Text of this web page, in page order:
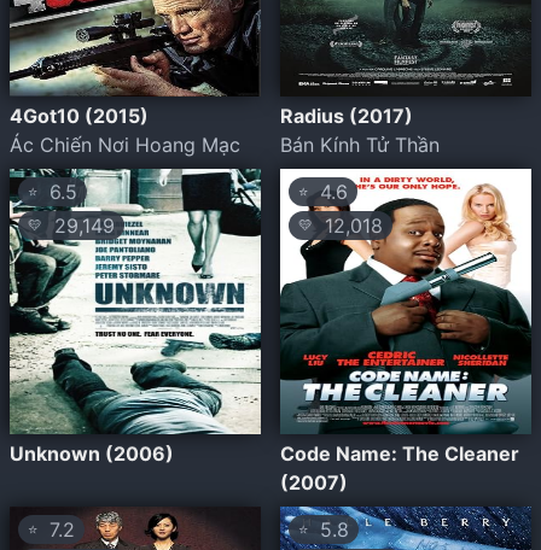
4Got10 (2015)
Ác Chiến Nơi Hoang Mạc
Radius (2017)
Bán Kính Tử Thần
⭐ 6.5
💛 29,149
Unknown (2006)
⭐4.6
💛12,018
Code Name: The Cleaner
(2007)
⭐ 7.2 ⭐ 5.8